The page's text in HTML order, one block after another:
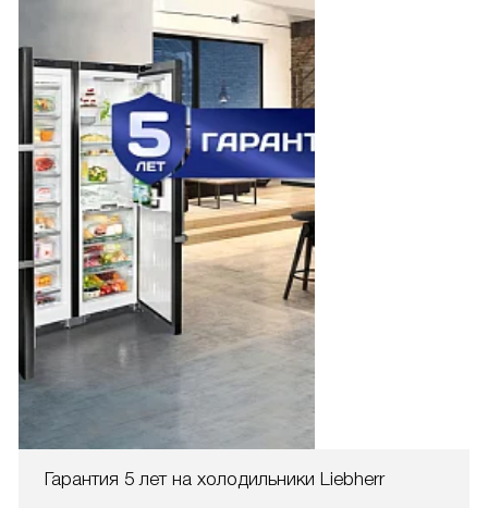
Гарантия 5 лет на холодильники Liebherr